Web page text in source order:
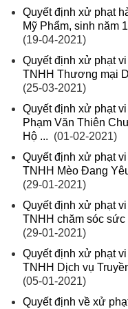
Quyết định xử phạt
Mỹ Phẩm, sinh năm
(19-04-2021)
Quyết định xử phạt
TNHH Thương mại
(25-03-2021)
Quyết định xử phạt
Phạm Văn Thiên
Hộ ... (01-02-2021)
Quyết định xử phạt
TNHH Mèo Đang
(29-01-2021)
Quyết định xử phạt
TNHH chăm sóc sức
(29-01-2021)
Quyết định xử phạt
TNHH Dịch vụ
(05-01-2021)
Quyết định về xử